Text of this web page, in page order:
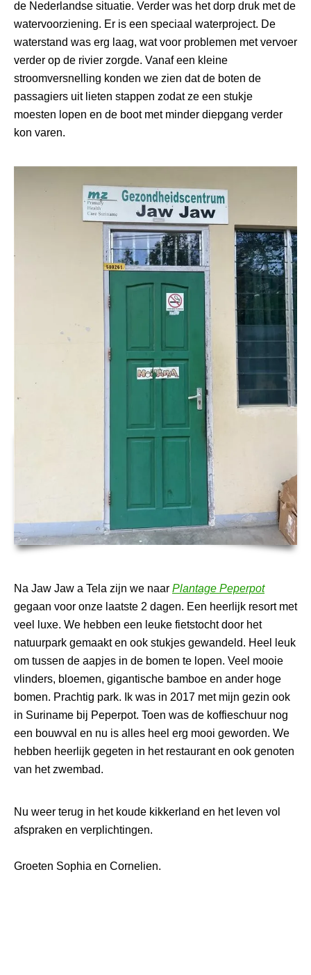
de Nederlandse situatie. Verder was het dorp druk met de
watervoorziening. Er is een speciaal waterproject. De
waterstand was erg laag, wat voor problemen met vervoer
verder op de rivier zorgde. Vanaf een kleine
stroomversnelling konden we zien dat de boten de
passagiers uit lieten stappen zodat ze een stukje
moesten lopen en de boot met minder diepgang verder
kon varen.
Na Jaw Jaw a Tela zijn we naar Plantage Peperpot
gegaan voor onze laatste 2 dagen. Een heerlijk resort met
veel luxe. We hebben een leuke fietstocht door het
natuurpark gemaakt en ook stukjes gewandeld. Heel leuk
om tussen de aapjes in de bomen te lopen. Veel mooie
vlinders, bloemen, gigantische bamboe en ander hoge
bomen. Prachtig park. Ik was in 2017 met mijn gezin ook
in Suriname bij Peperpot. Toen was de koffieschuur nog
een bouwval en nu is alles heel erg mooi geworden. We
hebben heerlijk gegeten in het restaurant en ook genoten
van het zwembad.
Nu weer terug in het koude kikkerland en het leven vol
afspraken en verplichtingen.
Groeten Sophia en Cornelien.